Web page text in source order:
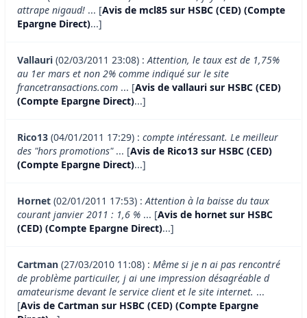
attrape nigaud! ... [Avis de mcl85 sur HSBC (CED) (Compte
Epargne Direct)...]
Vallauri (02/03/2011 23:08) :Attention, le taux est de 1,75%
au 1er mars et non 2% comme indiqué sur le site
francetransactions.com ... [Avis de vallauri sur HSBC (CED)
(Compte Epargne Direct)...]
Rico13 (04/01/2011 17:29) : compte intéressant. Le meilleur
des "hors promotions"... [Avis de Rico13 sur HSBC (CED)
(Compte Epargne Direct)...]
Hornet (02/01/2011 17:53) :Attention à la baisse du taux
courant janvier 2011 : 1,6 % ... [Avis de hornet sur HSBC
(CED) (Compte Epargne Direct)...]
Cartman (27/03/2010 11:08) : Même si je n ai pas rencontré
de problème particuiler, j ai une impression désagréable d
amateurisme devant le service client et le site internet. ...
[Avis de Cartman sur HSBC (CED) (Compte Epargne